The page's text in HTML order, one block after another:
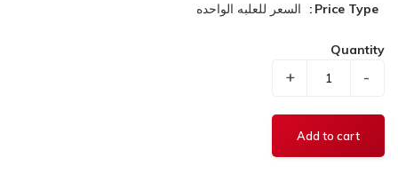
Price Type
السعر للعلبه الواحده
Quantity
-
+